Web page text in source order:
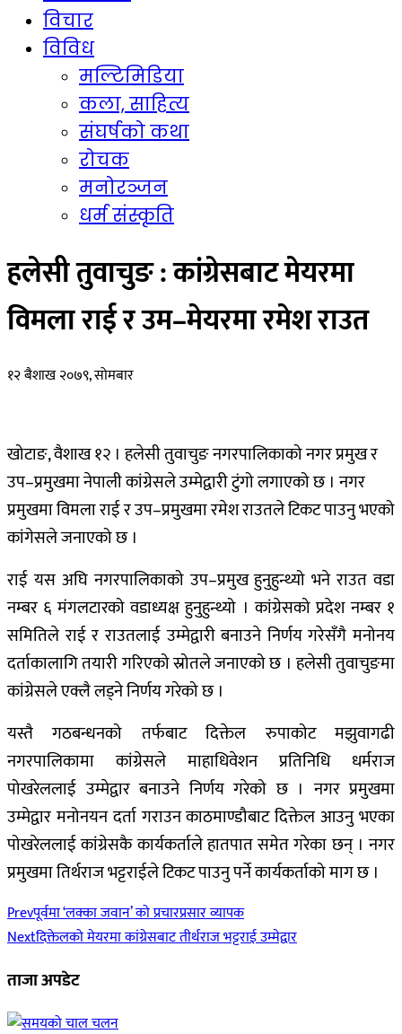
विचार
विविध
मल्टिमिडिया
कला, साहित्य
संघर्षको कथा
रोचक
मनोरञ्जन
धर्म संस्कृति
हलेसी तुवाचुङ : कांग्रेसबाट मेयरमा
विमला राई र उम–मेयरमा रमेश राउत
१२ बैशाख २०७९, सोमबार
खोटाङ, वैशाख १२ । हलेसी तुवाचुङ नगरपालिकाको नगर प्रमुख र
उप–प्रमुखमा नेपाली कांग्रेसले उम्मेद्वारी टुंगो लगाएको छ । नगर
प्रमुखमा विमला राई र उप–प्रमुखमा रमेश राउतले टिकट पाउनु भएको
कांगेसले जनाएको छ ।
राई यस अघि नगरपालिकाको उप–प्रमुख हुनुहुन्थ्यो भने राउत वडा
नम्बर ६ मंगलटारको वडाध्यक्ष हुनुहुन्थ्यो । कांग्रेसको प्रदेश नम्बर १
समितिले राई र राउतलाई उम्मेद्वारी बनाउने निर्णय गरेसँगै मनोनय
दर्ताकालागि तयारी गरिएको स्रोतले जनाएको छ । हलेसी तुवाचुङमा
कांग्रेसले एक्लै लड्ने निर्णय गरेको छ ।
यस्तै गठबन्धनको तर्फबाट दिक्तेल रुपाकोट मझुवागढी
नगरपालिकामा कांग्रेसले माहाधिवेशन प्रतिनिधि धर्मराज
पोखरेललाई उम्मेद्वार बनाउने निर्णय गरेको छ । नगर प्रमुखमा
उम्मेद्वार मनोनयन दर्ता गराउन काठमाण्डौबाट दिक्तेल आउनु भएका
पोखरेललाई कांग्रेसकै कार्यकर्ताले हातपात समेत गरेका छन् । नगर
प्रमुखमा तिर्थराज भट्टराईले टिकट पाउनु पर्ने कार्यकर्ताको माग छ ।
Prevपूर्वमा ‘लक्का जवान’ को प्रचारप्रसार व्यापक
Nextदिक्तेलको मेयरमा कांग्रेसबाट तीर्थराज भट्टराई उम्मेद्वार
ताजा अपडेट